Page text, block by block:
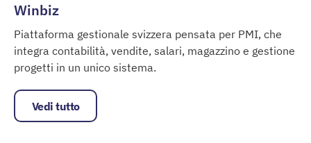
Winbiz
Piattaforma gestionale svizzera pensata per PMI, che
integra contabilità, vendite, salari, magazzino e gestione
progetti in un unico sistema.
Vedi tutto